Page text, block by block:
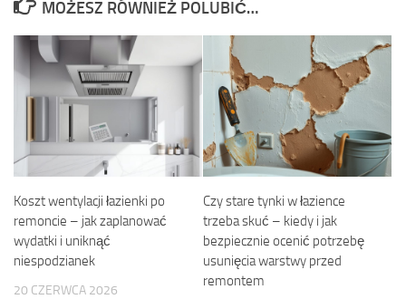
MOŻESZ RÓWNIEŻ POLUBIĆ…
Koszt wentylacji łazienki po
remoncie – jak zaplanować
wydatki i uniknąć
niespodzianek
20 CZERWCA 2026
Czy stare tynki w łazience
trzeba skuć – kiedy i jak
bezpiecznie ocenić potrzebę
usunięcia warstwy przed
remontem